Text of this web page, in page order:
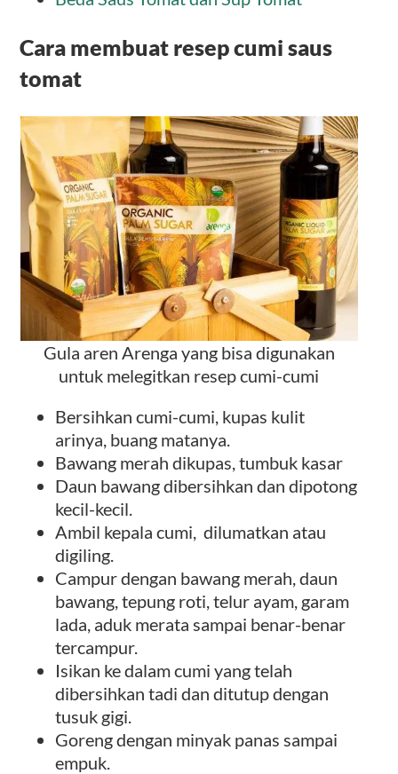
Cara membuat resep cumi saus
tomat
Gula aren Arenga yang bisa digunakan
untuk melegitkan resep cumi-cumi
Bersihkan cumi-cumi, kupas kulit
arinya, buang matanya.
Bawang merah dikupas, tumbuk kasar
Daun bawang dibersihkan dan dipotong
kecil-kecil.
Ambil kepala cumi, dilumatkan atau
digiling.
Campur dengan bawang merah, daun
bawang, tepung roti, telur ayam, garam
lada, aduk merata sampai benar-benar
tercampur.
Isikan ke dalam cumi yang telah
dibersihkan tadi dan ditutup dengan
tusuk gigi.
Goreng dengan minyak panas sampai
empuk.